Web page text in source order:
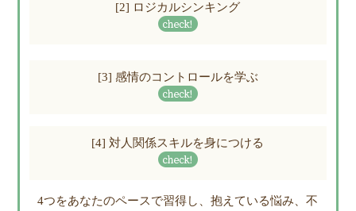
[2] ロジカルシンキング
[3] 感情のコントロールを学ぶ
[4] 対人関係スキルを身につける
4つをあなたのペースで習得し、抱えている悩み、不